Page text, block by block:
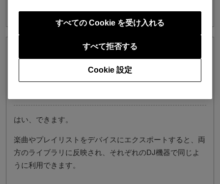
ラリの対応機種か分かりません。
リプラス対応のDJ機器と、従来のデバイ
スライブラリ対応のDJ機器のどちらでも
はい、できます。
楽曲やプレイリストをデバイスにエクスポートすると、両
方のライブラリに反映され、それぞれのDJ機器で同じよ
うに利用できます。
Cookie 設定
すべて拒否する
すべての Cookie を受け入れる